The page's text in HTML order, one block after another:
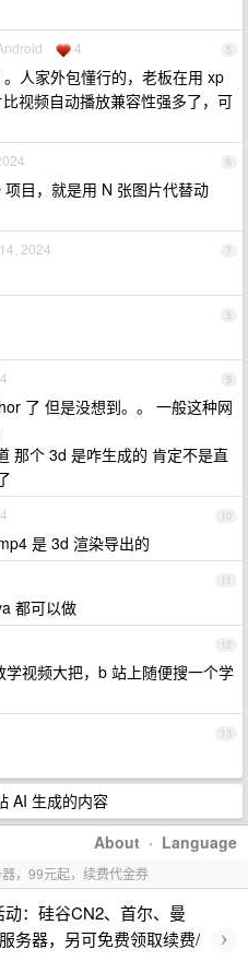
5
4
人家外包懂行的，老板在用 xp
视频自动播放兼容性强多了，可
6
目，就是用 N 张图片代替动
7
2024
8
9
了 但是没想到。。 一般这种网
那个 3d 是咋生成的 肯定不是直
10
是 3d 渲染导出的
11
都可以做
12
学视频大把，b 站上随便搜一个学
13
AI 生成的内容
About · Language
，99元起，续费代金券
：硅谷CN2、首尔、曼
务器，另可免费领取续费/
›